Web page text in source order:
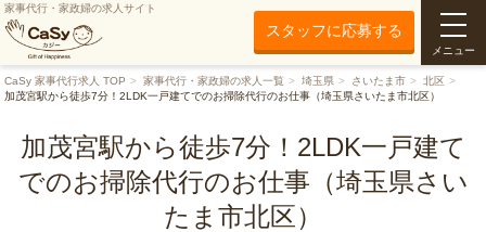
家事代行・家政婦の求人サイト
スタッフに応募する
メニュー
CaSy 家事代行求人 TOP 家事代行・家政婦の求人一覧 埼玉県 さいたま市
北区
加茂宮駅から徒歩7分！2LDK一戸建てでのお掃除代行のお仕事（埼玉県さいたま市北区）
加茂宮駅から徒歩7分！2LDK一戸建て
でのお掃除代行のお仕事（埼玉県さい
たま市北区）